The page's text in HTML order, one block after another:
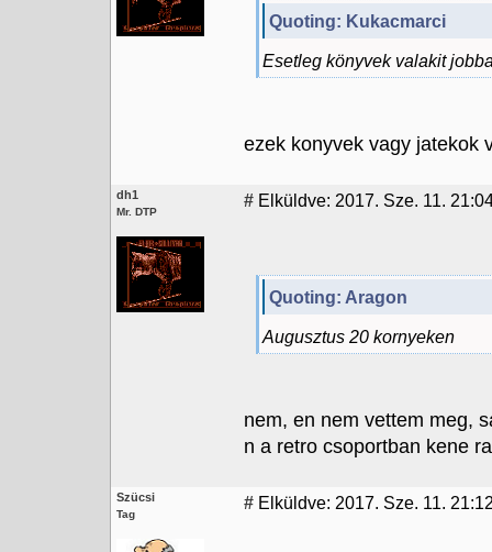
Quoting: Kukacmarci
Esetleg könyvek valakit
ezek konyvek vagy jatekok
dh1
Mr. DTP
# Elküldve: 2017. Sze. 11.
Quoting: Aragon
Augusztus 20 kornyeken
nem, en nem vettem meg,
n a retro csoportban kene
Szücsi
Tag
# Elküldve: 2017. Sze. 11.